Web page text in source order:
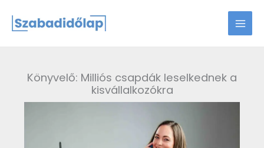
content
Könyvelő: Milliós csapdák leselkednek a
kisvállalkozókra